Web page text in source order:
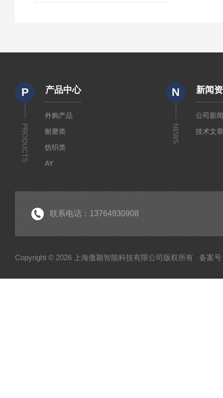
P
PRODUCTS
产品中心
外购产品
耐磨类
纺织类
AY
面罩完整性测试仪
个人防护类检测仪器
N
NEWS
新闻
公司新
技术文
联系电话：13764930908
Copyright © 2026 上海傲颖智能科技有限公司版权所有 备案号